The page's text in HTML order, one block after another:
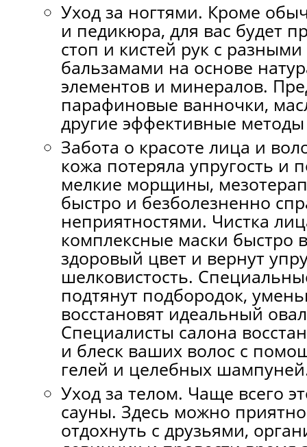
Уход за ногтями. Кроме
и педикюра, для вас будет
стоп и кистей рук с
бальзамами на основе
элементов и минералов.
парафиновые ванночки,
другие эффективные методы
Забота о красоте лица и
кожа потеряла упругость и
мелкие морщины,
быстро и безболезненно
неприятностями. Чистка
комплексные маски быстро
здоровый цвет и вернут
шелковистость.
подтянут подбородок,
восстановят идеальный
Специалисты салона
и блеск ваших волос с
гелей и целебных
Уход за телом. Чаще всего
сауны. Здесь можно приятно
отдохнуть с друзьями,